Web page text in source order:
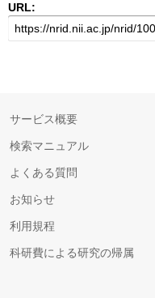
URL:
サービス概要
検索マニュアル
よくある質問
お知らせ
利用規程
科研費による研究の帰属